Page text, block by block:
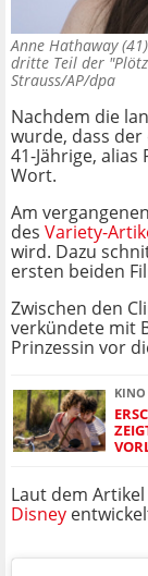
Anne Hathaway
dritte Teil der
Strauss/AP/dpa
Nachdem die
wurde, dass
41-Jährige,
Wort.
Am
des Variety-
wird. Dazu
ersten beiden
Zwischen den
verkündete mit
Prinzessin vor
KINO
Laut dem
Disney